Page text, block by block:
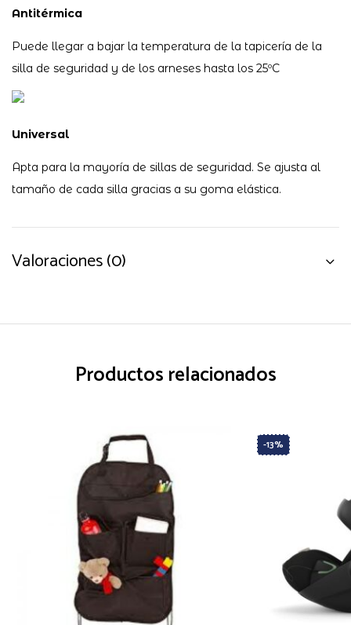
Antitérmica
Puede llegar a bajar la temperatura de la tapicería de la
silla de seguridad y de los arneses hasta los 25ºC
Universal
Apta para la mayoría de sillas de seguridad. Se ajusta al
tamaño de cada silla gracias a su goma elástica.
Valoraciones (0)
Productos relacionados
-13%